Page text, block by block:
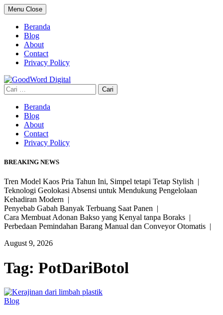
Skip
to
content
Menu Close
Beranda
Blog
About
Contact
Privacy Policy
Cari
untuk:
Beranda
Blog
About
Contact
Privacy Policy
BREAKING NEWS
Tren Model Kaos Pria Tahun Ini, Simpel tetapi Tetap Stylish |
Teknologi Geolokasi Absensi untuk Mendukung Pengelolaan
Kehadiran Modern |
Penyebab Gabah Banyak Terbuang Saat Panen |
Cara Membuat Adonan Bakso yang Kenyal tanpa Boraks |
Perbedaan Pemindahan Barang Manual dan Conveyor Otomatis |
August 9, 2026
Tag: PotDariBotol
Blog